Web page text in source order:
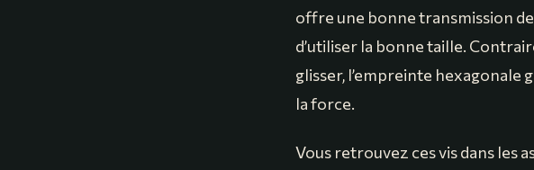
offre une bonne transmission
d’utiliser la bonne taille.
glisser, l’empreinte hexagonale
la force.
Vous retrouvez ces vis dans les